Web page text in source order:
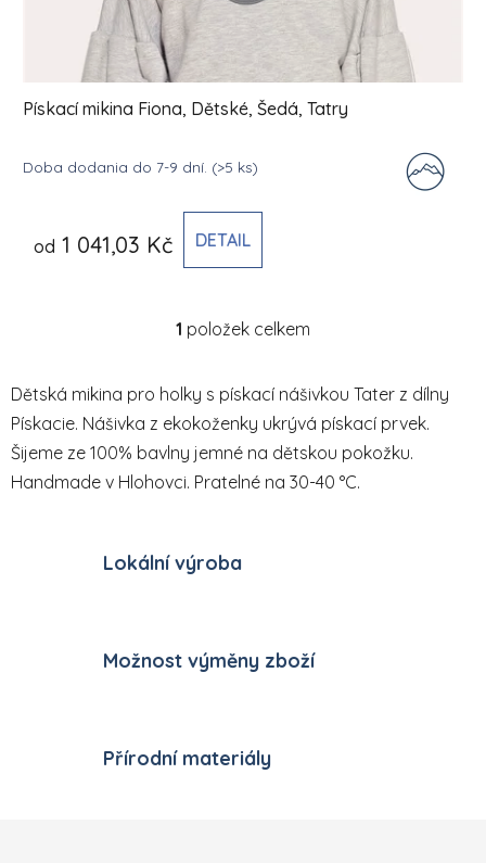
Pískací mikina Fiona, Dětské, Šedá, Tatry
Doba dodania do 7-9 dní. (>5 ks)
od 1 041,03 Kč DETAIL
Ovládací prvky výpisu
1 položek celkem
Dětská mikina pro holky s pískací nášivkou Tater z dílny
Pískacie. Nášivka z ekokoženky ukrývá pískací prvek.
Šijeme ze 100% bavlny jemné na dětskou pokožku.
Handmade v Hlohovci. Pratelné na 30-40 °C.
Lokální výroba
Možnost výměny zboží
Přírodní materiály